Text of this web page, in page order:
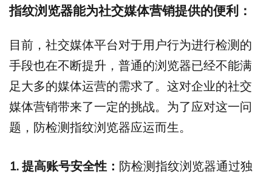
指纹浏览器能为社交媒体营销提供的便利：
目前，社交媒体平台对于用户行为进行检测的
手段也在不断提升，普通的浏览器已经不能满
足大多的媒体运营的需求了。这对企业的社交
媒体营销带来了一定的挑战。为了应对这一问
题，防检测指纹浏览器应运而生。
1. 提高账号安全性： 防检测指纹浏览器通过独